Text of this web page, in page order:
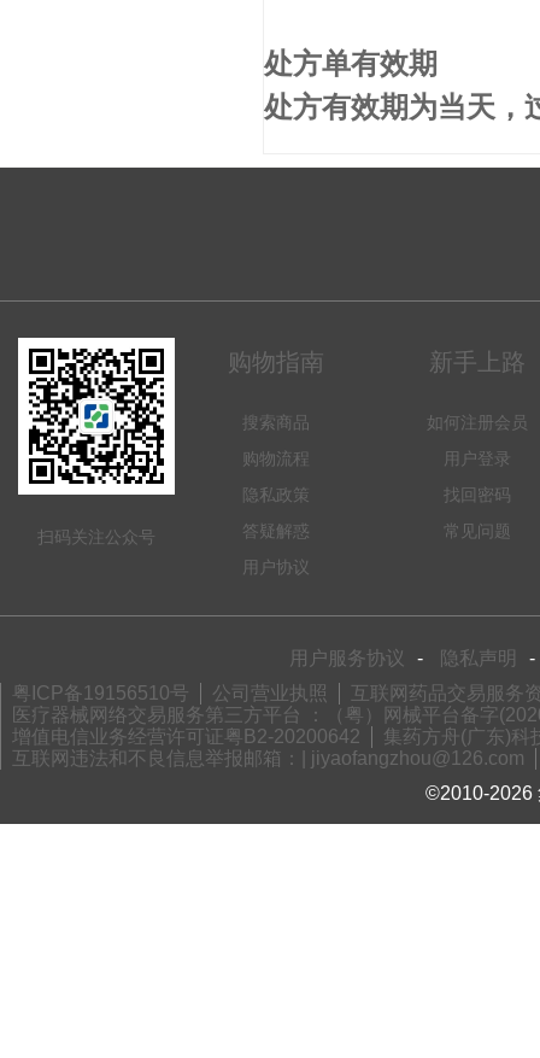
处方单有效期
处方有效期为当天，
扫码关注公众号
购物指南
搜索商品
购物流程
隐私政策
答疑解惑
用户协议
新手上路
如何注册会员
用户登录
找回密码
常见问题
用户服务协议 - 隐私声明
-
粤ICP备19156510号
公司营业执照
互联网药品交易服务
医疗器械网络交易服务第三方平台 ：（粤）网械平台备字
增值电信业务经营许可证粤B2-20200642
集药方舟(广东)科
互联网违法和不良信息举报邮箱：| jiyaofangzhou@126.com
©2010-2026